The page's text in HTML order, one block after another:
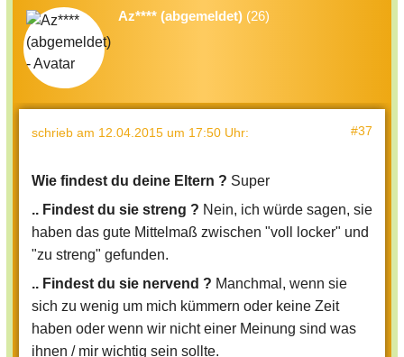
Az**** (abgemeldet) (26)
schrieb am 12.04.2015 um 17:50 Uhr: #37
Wie findest du deine Eltern ? Super
.. Findest du sie streng ? Nein, ich würde sagen, sie
haben das gute Mittelmaß zwischen "voll locker" und
"zu streng" gefunden.
.. Findest du sie nervend ? Manchmal, wenn sie
sich zu wenig um mich kümmern oder keine Zeit
haben oder wenn wir nicht einer Meinung sind was
ihnen / mir wichtig sein sollte.